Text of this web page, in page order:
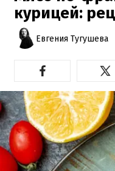
курицей:
Евгения Тугушева